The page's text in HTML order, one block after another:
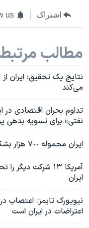
اشتراک us
مطالب مرتبط
می‌کند
تداوم بحران اقتصادی در
نفتی» برای تسویه بدهی
ایران محموله‌ ٧٠٠ هزار بشکه‌ای نفت در سوریه تخلیه کرد
آمریکا ۱۳ شرکت
ایران
نیویورک تایمز: اعتصاب
اعتراضات در ایران است